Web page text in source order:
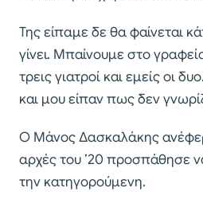
Της είπαμε δε θα φαίνεται
γίνει. Μπαίνουμε στο
τρεις γιατροί και εμείς οι
και μου είπαν πως δεν
Ο Μάνος Δασκαλάκης
αρχές του ’20 προσπάθησε
την κατηγορούμενη.